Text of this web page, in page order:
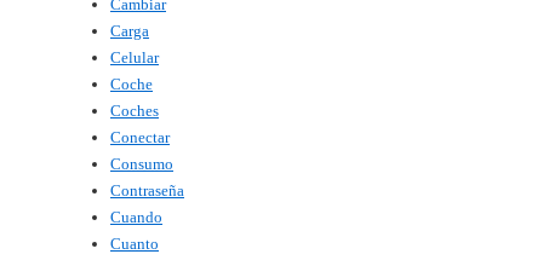
Cambiar
Carga
Celular
Coche
Coches
Conectar
Consumo
Contraseña
Cuando
Cuanto